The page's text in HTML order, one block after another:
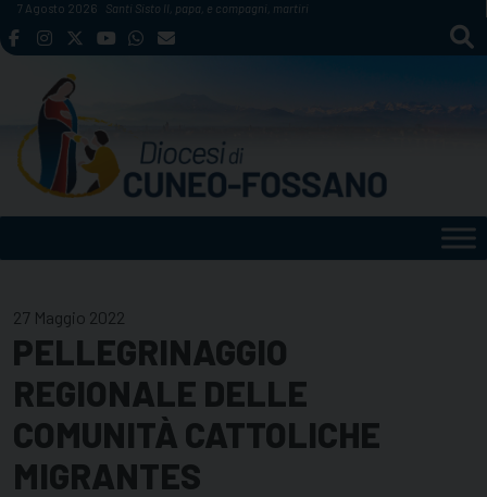
Skip
to
7 Agosto 2026 Santi Sisto II, papa, e compagni, martiri
27 Maggio 2022
PELLEGRINAGGIO
REGIONALE DELLE
COMUNITÀ CATTOLICHE
MIGRANTES